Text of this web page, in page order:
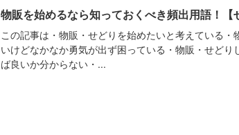
物販を始めるなら知っておくべき頻出用語！【
この記事は・物販・せどりを始めたいと考えている・
いけどなかなか勇気が出ず困っている・物販・せどり
ば良いか分からない・...